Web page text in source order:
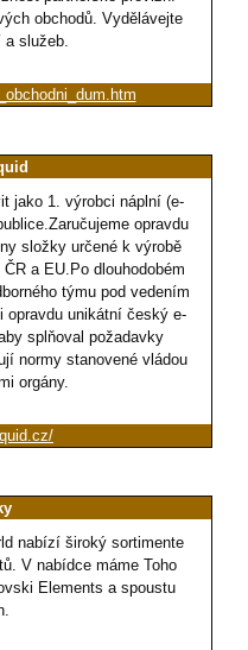
obchodů. Vydělávejte
a služeb.
jako 1. výrobci náplní (e-
opravdu
složky určené k výrobě
a EU.Po dlouhodobém
týmu pod vedením
opravdu unikátní český e-
splňoval požadavky
normy stanovené vládou
orgány.
nabízí široký sortimente
V nabídce máme Toho
Elements a spoustu